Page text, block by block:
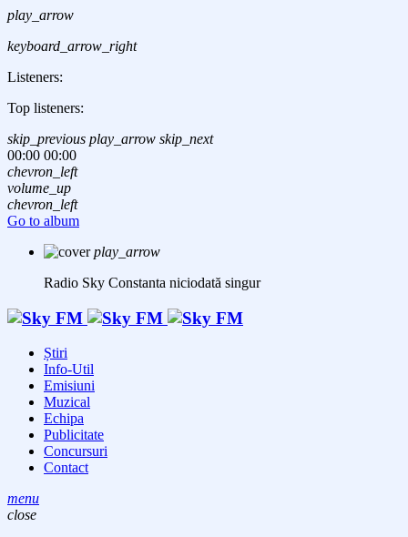
play_arrow
keyboard_arrow_right
Listeners:
Top listeners:
skip_previous play_arrow skip_next
00:00 00:00
chevron_left
volume_up
chevron_left
Go to album
play_arrow
Radio Sky Constanta niciodată singur
Știri
Info-Util
Emisiuni
Muzical
Echipa
Publicitate
Concursuri
Contact
menu
close